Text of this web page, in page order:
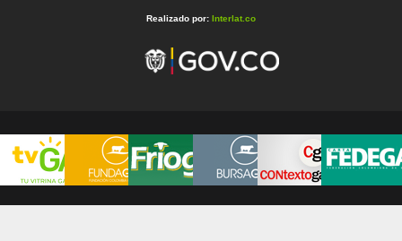
Realizado por: Interlat.co